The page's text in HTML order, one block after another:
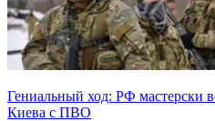
Гениальный ход: РФ мастерски
Киева с ПВО